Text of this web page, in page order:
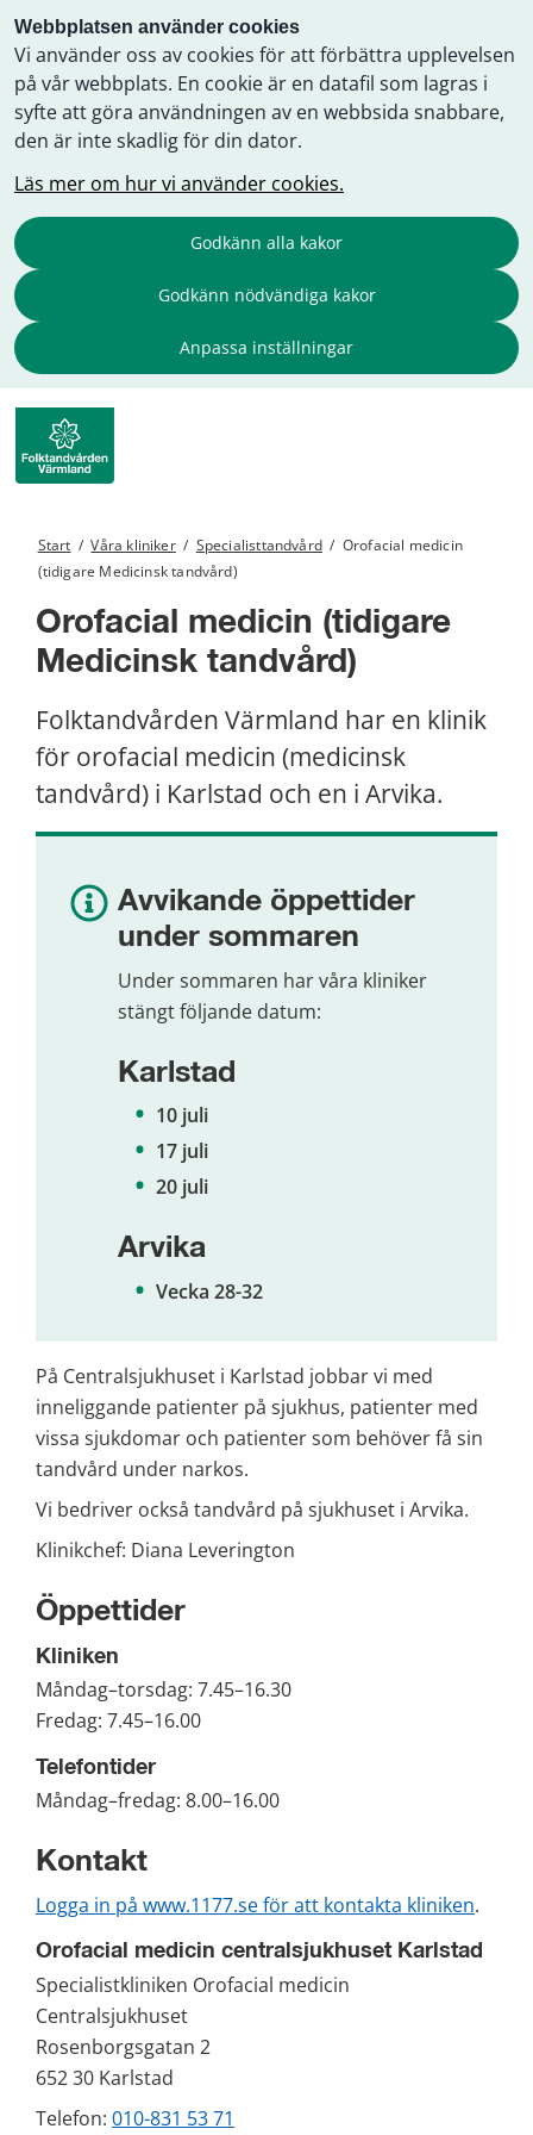
Webbplatsen använder cookies
Vi använder oss av cookies för att förbättra upplevelsen
på vår webbplats. En cookie är en datafil som lagras i
syfte att göra användningen av en webbsida snabbare,
den är inte skadlig för din dator.
Läs mer om hur vi använder cookies.
Godkänn alla kakor
Godkänn nödvändiga kakor
Anpassa inställningar
Start / Våra kliniker / Specialisttandvård / Orofacial medicin
(tidigare Medicinsk tandvård)
Orofacial medicin (tidigare
Medicinsk tandvård)
Folktandvården Värmland har en klinik
för orofacial medicin (medicinsk
tandvård) i Karlstad och en i Arvika.
Avvikande öppettider
under sommaren
Under sommaren har våra kliniker
stängt följande datum:
Karlstad
10 juli
17 juli
20 juli
Arvika
Vecka 28-32
På Centralsjukhuset i Karlstad jobbar vi med
inneliggande patienter på sjukhus, patienter med
vissa sjukdomar och patienter som behöver få sin
tandvård under narkos.
Vi bedriver också tandvård på sjukhuset i Arvika.
Klinikchef: Diana Leverington
Öppettider
Kliniken
Måndag–torsdag: 7.45–16.30
Fredag: 7.45–16.00
Telefontider
Måndag–fredag: 8.00–16.00
Kontakt
Logga in på www.1177.se för att kontakta kliniken.
Orofacial medicin centralsjukhuset Karlstad
Specialistkliniken Orofacial medicin
Centralsjukhuset
Rosenborgsgatan 2
652 30 Karlstad
Telefon: 010-831 53 71